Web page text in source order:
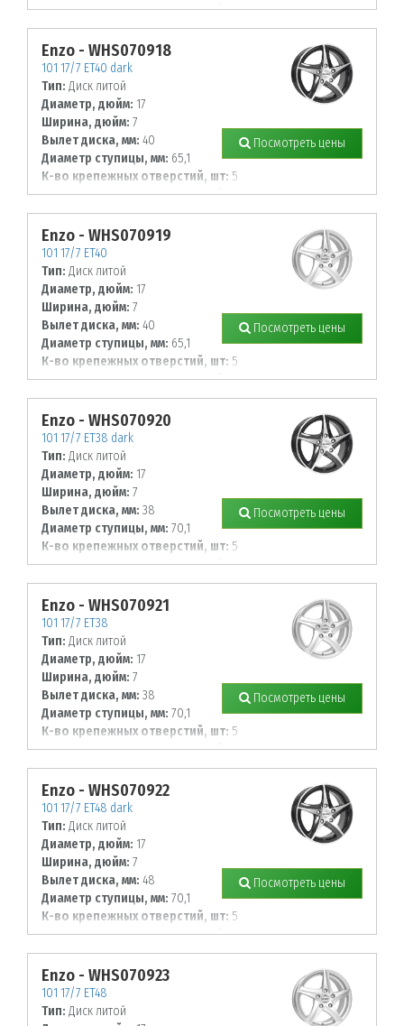
Диаметр располож. отверстий, мм:
100
Enzo - WHS070918
101 17/7 ET40 dark
Тип: Диск литой
Диаметр, дюйм: 17
Ширина, дюйм: 7
Вылет диска, мм: 40
Диаметр ступицы, мм: 65,1
К-во крепежных отверстий, шт: 5
Диаметр располож. отверстий, мм:
110
Посмотреть цены
Enzo - WHS070919
101 17/7 ET40
Тип: Диск литой
Диаметр, дюйм: 17
Ширина, дюйм: 7
Вылет диска, мм: 40
Диаметр ступицы, мм: 65,1
К-во крепежных отверстий, шт: 5
Диаметр располож. отверстий, мм:
110
Посмотреть цены
Enzo - WHS070920
101 17/7 ET38 dark
Тип: Диск литой
Диаметр, дюйм: 17
Ширина, дюйм: 7
Вылет диска, мм: 38
Диаметр ступицы, мм: 70,1
К-во крепежных отверстий, шт: 5
Диаметр располож. отверстий, мм:
112
Посмотреть цены
Enzo - WHS070921
101 17/7 ET38
Тип: Диск литой
Диаметр, дюйм: 17
Ширина, дюйм: 7
Вылет диска, мм: 38
Диаметр ступицы, мм: 70,1
К-во крепежных отверстий, шт: 5
Диаметр располож. отверстий, мм:
112
Посмотреть цены
Enzo - WHS070922
101 17/7 ET48 dark
Тип: Диск литой
Диаметр, дюйм: 17
Ширина, дюйм: 7
Вылет диска, мм: 48
Диаметр ступицы, мм: 70,1
К-во крепежных отверстий, шт: 5
Диаметр располож. отверстий, мм:
108
Посмотреть цены
Enzo - WHS070923
101 17/7 ET48
Тип: Диск литой